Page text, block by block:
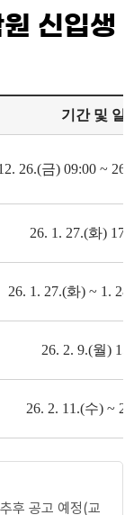
신입생
기간 및 일
26.(금) 09:00 ~
26. 1. 27.(화)
26. 1. 27.(화) ~ 1.
26. 2. 9.(월)
26. 2. 11.(수) ~ 2.
후 공고 예정(교